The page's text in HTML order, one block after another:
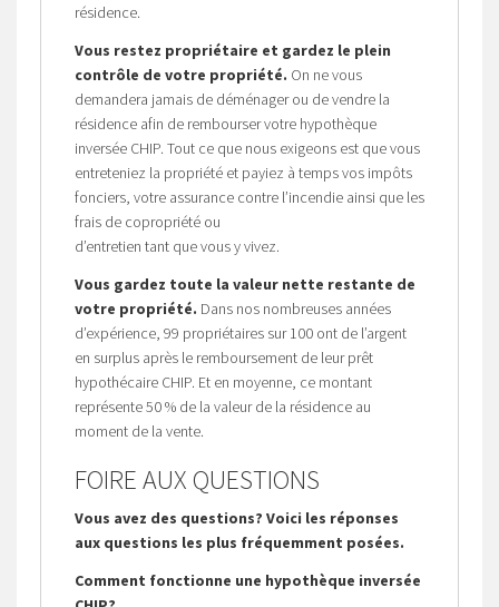
résidence.
Vous restez propriétaire et gardez le plein
contrôle de votre propriété. On ne vous
demandera jamais de déménager ou de vendre la
résidence afin de rembourser votre hypothèque
inversée CHIP. Tout ce que nous exigeons est que vous
entreteniez la propriété et payiez à temps vos impôts
fonciers, votre assurance contre l’incendie ainsi que les
frais de copropriété ou
d’entretien tant que vous y vivez.
Vous gardez toute la valeur nette restante de
votre propriété. Dans nos nombreuses années
d’expérience, 99 propriétaires sur 100 ont de l’argent
en surplus après le remboursement de leur prêt
hypothécaire CHIP. Et en moyenne, ce montant
représente 50 % de la valeur de la résidence au
moment de la vente.
FOIRE AUX QUESTIONS
Vous avez des questions? Voici les réponses
aux questions les plus fréquemment posées.
Comment fonctionne une hypothèque inversée